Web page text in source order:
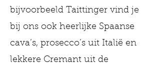
bijvoorbeeld Taittinger vind je
bij ons ook heerlijke Spaanse
cava’s, prosecco’s uit Italië en
lekkere Cremant uit de